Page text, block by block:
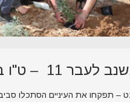
לעבר 11 – ט"ו בשבט
– תפקחו את העיניים הסתכלו סביב